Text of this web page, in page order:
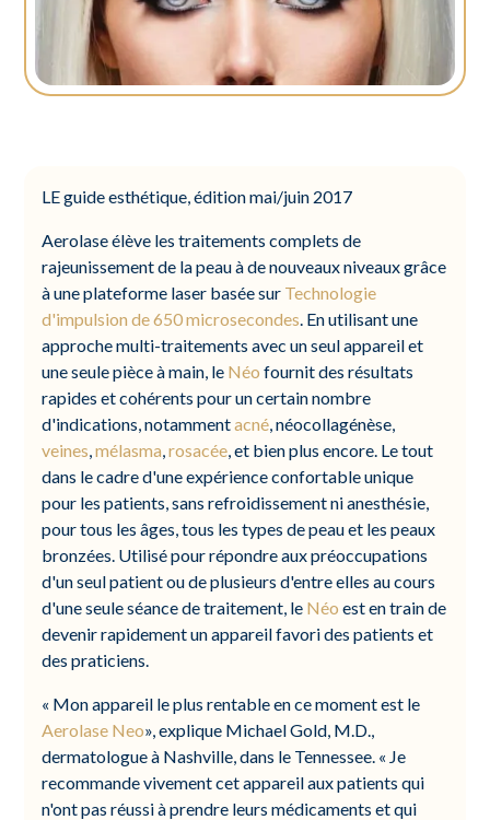
LE guide esthétique, édition mai/juin 2017
Aerolase élève les traitements complets de
rajeunissement de la peau à de nouveaux niveaux grâce
à une plateforme laser basée sur Technologie
d'impulsion de 650 microsecondes. En utilisant une
approche multi-traitements avec un seul appareil et
une seule pièce à main, le Néo fournit des résultats
rapides et cohérents pour un certain nombre
d'indications, notammentacné, néocollagénèse,
veines,mélasma,rosacée, et bien plus encore. Le tout
dans le cadre d'une expérience confortable unique
pour les patients, sans refroidissement ni anesthésie,
pour tous les âges, tous les types de peau et les peaux
bronzées. Utilisé pour répondre aux préoccupations
d'un seul patient ou de plusieurs d'entre elles au cours
d'une seule séance de traitement, le Néo est en train de
devenir rapidement un appareil favori des patients et
des praticiens.
« Mon appareil le plus rentable en ce moment est le
Aerolase Neo», explique Michael Gold, M.D.,
dermatologue à Nashville, dans le Tennessee. « Je
recommande vivement cet appareil aux patients qui
n'ont pas réussi à prendre leurs médicaments et qui